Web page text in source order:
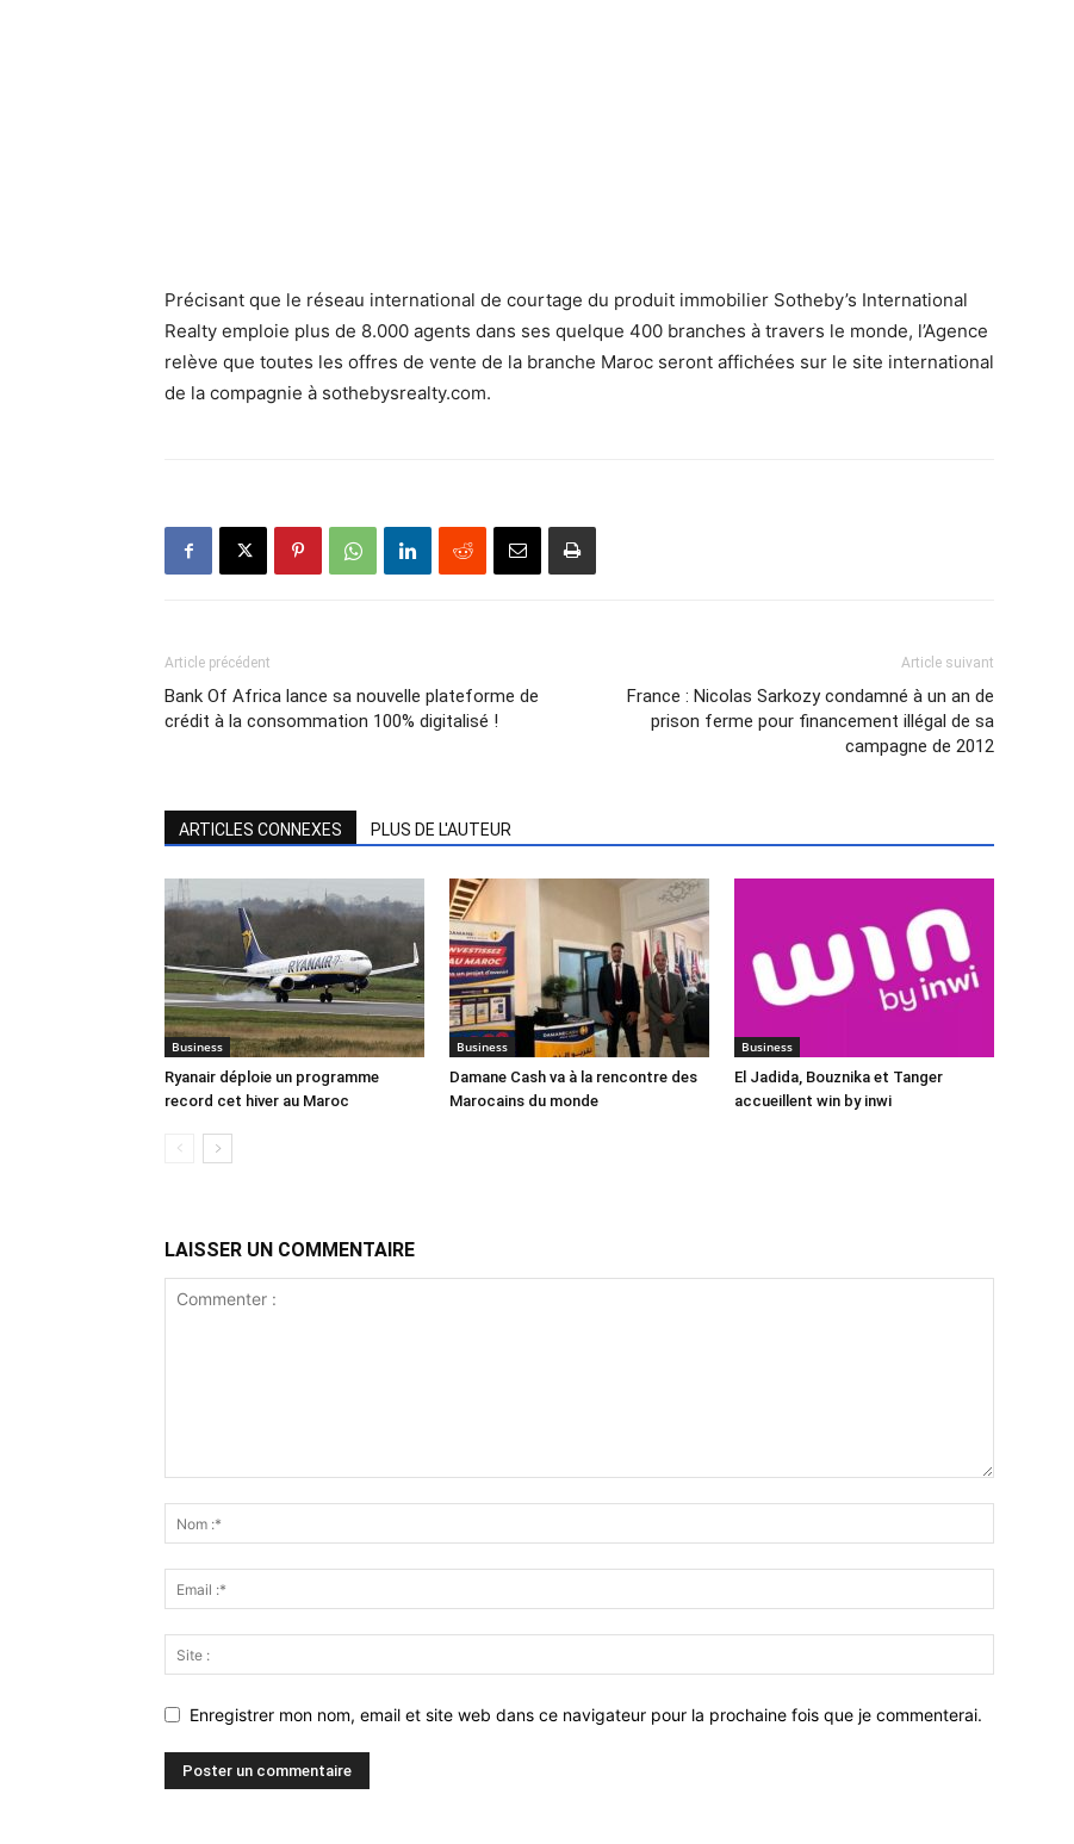
Précisant que le réseau international de courtage du produit immobilier Sotheby’s International
Realty emploie plus de 8.000 agents dans ses quelque 400 branches à travers le monde, l’Agence
relève que toutes les offres de vente de la branche Maroc seront affichées sur le site international
de la compagnie à sothebysrealty.com.
Article précédent
Bank Of Africa lance sa nouvelle plateforme de
crédit à la consommation 100% digitalisé !
Article suivant
France : Nicolas Sarkozy condamné à un an de
prison ferme pour financement illégal de sa
campagne de 2012
ARTICLES CONNEXES PLUS DE L'AUTEUR
Business
Ryanair déploie un programme
record cet hiver au Maroc
Business
Damane Cash va à la rencontre des
Marocains du monde
Business
El Jadida, Bouznika et Tanger
accueillent win by inwi
LAISSER UN COMMENTAIRE
Enregistrer mon nom, email et site web dans ce navigateur pour la prochaine fois que je commenterai.